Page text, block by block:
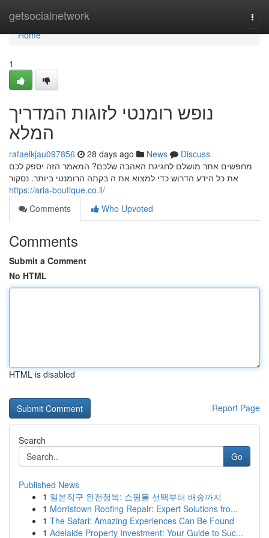
getsocialnetwork
Home
Home
1
נופש רומנטי לזוגות המדריך
המלא
rafaelkjau097856 28 days ago News
Discuss
מחפשים אתר מושלם לחגיגת האהבה שלכם? המאמר הזה יספק לכם
את כל הידע הדרוש כדי למצוא את ה בקתה הרומנטי ביותר. נסקור
https://aria-boutique.co.il/
Comments
Who Upvoted
Comments
Submit a Comment
No HTML
HTML is disabled
Report Page
Search
Go
Published News
1 일본직구 완전정복: 쇼핑몰 선택부터 배송까지
1 Morristown Roofing Repair: Expert Solutions fro...
1 The Safari: Amazing Experiences Can Be Found
1 Adelaide Property Investment: Your Guide to Suc...